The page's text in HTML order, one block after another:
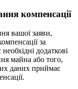
компенсації
вашої заяви,
за
додаткові
майна або того,
даних приймає